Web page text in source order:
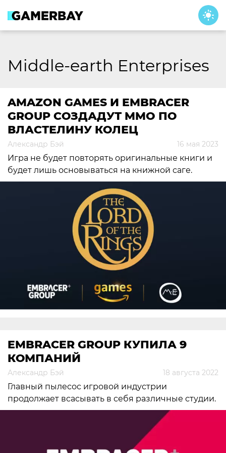
content
Middle-earth Enterprises
AMAZON GAMES И EMBRACER
GROUP СОЗДАДУТ MMO ПО
ВЛАСТЕЛИНУ КОЛЕЦ
Александр Бэй 16 мая 2023
Игра не будет повторять оригинальные книги и
будет лишь основываться на книжной саге.
EMBRACER GROUP КУПИЛА 9
КОМПАНИЙ
Александр Бэй 18 августа 2022
Главный пылесос игровой индустрии
продолжает всасывать в себя различные студии.